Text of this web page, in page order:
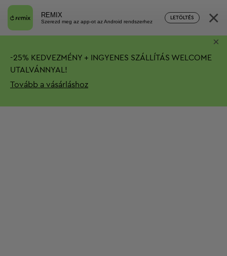
REMIX
Szerezd meg az app-ot az Android rendszerhez
LETÖLTÉS ×
-25% KEDVEZMÉNY + INGYENES SZÁLLÍTÁS WELCOME
UTALVÁNNYAL!
Tovább a vásárláshoz
×